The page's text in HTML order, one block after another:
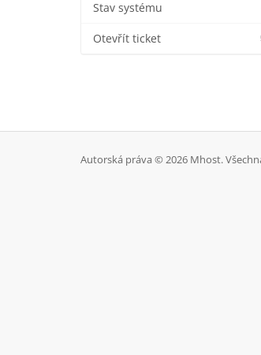
Stav systému
Otevřít ticket
Autorská práva © 2026 Mhost.